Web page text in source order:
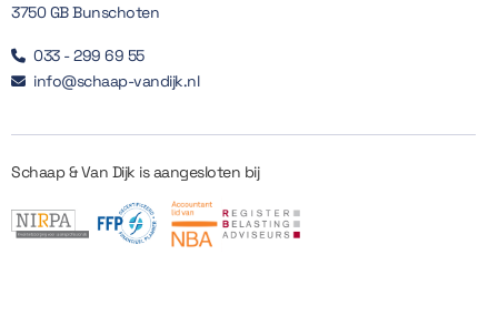
3750 GB Bunschoten
 033 - 299 69 55
 info@schaap-vandijk.nl
Schaap & Van Dijk is aangesloten bij